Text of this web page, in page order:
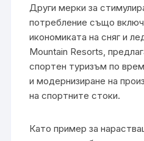
Други мерки за
потребление също
икономиката на сняг и
Mountain Resorts,
спортен туризъм по
и модернизиране на
на спортните стоки.
Като пример за